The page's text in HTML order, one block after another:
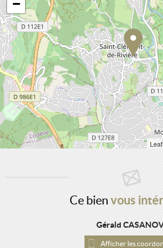
−
Ce bien vous
Gérald
Afficher les